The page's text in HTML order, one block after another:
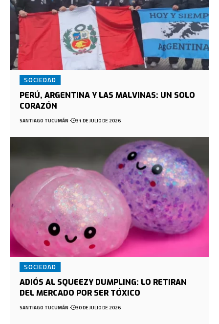
SOCIEDAD
PERÚ, ARGENTINA Y LAS MALVINAS: UN SOLO
CORAZÓN
SANTIAGO TUCUMÁN 31 DE JULIO DE 2026
SOCIEDAD
ADIÓS AL SQUEEZY DUMPLING: LO RETIRAN
DEL MERCADO POR SER TÓXICO
SANTIAGO TUCUMÁN 30 DE JULIO DE 2026